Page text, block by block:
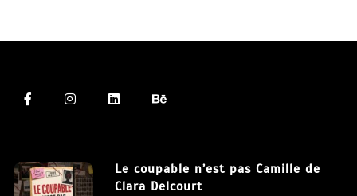
Le coupable n’est pas Camille de
Clara Delcourt